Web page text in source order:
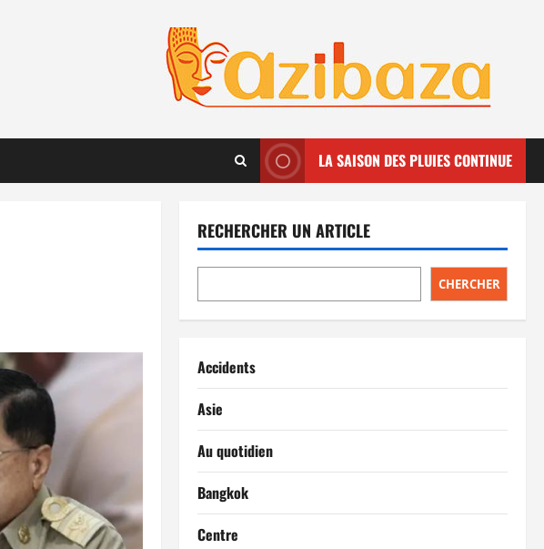
LA SAISON DES PLUIES CONTINUE
RECHERCHER UN ARTICLE
CHERCHER
Accidents
Asie
Au quotidien
Bangkok
Centre